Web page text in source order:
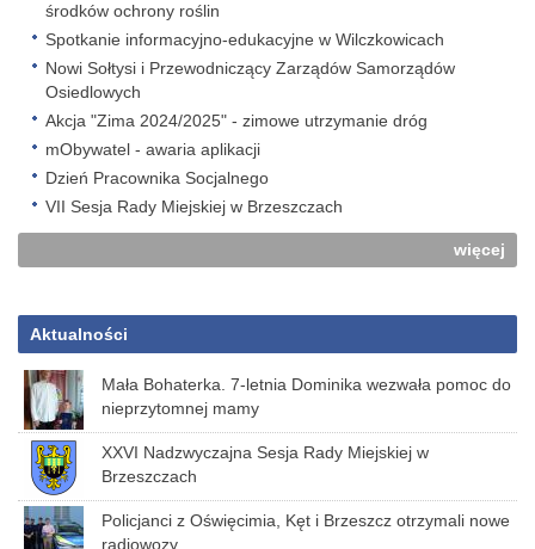
środków ochrony roślin
Spotkanie informacyjno-edukacyjne w Wilczkowicach
Nowi Sołtysi i Przewodniczący Zarządów Samorządów
Osiedlowych
Akcja "Zima 2024/2025" - zimowe utrzymanie dróg
mObywatel - awaria aplikacji
Dzień Pracownika Socjalnego
VII Sesja Rady Miejskiej w Brzeszczach
więcej
Aktualności
Mała Bohaterka. 7-letnia Dominika wezwała pomoc do
nieprzytomnej mamy
XXVI Nadzwyczajna Sesja Rady Miejskiej w
Brzeszczach
Policjanci z Oświęcimia, Kęt i Brzeszcz otrzymali nowe
radiowozy